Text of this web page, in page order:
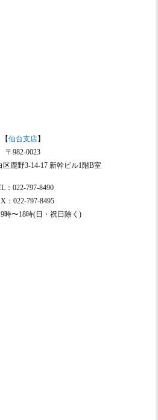
【仙台支店】
〒982-0023
鹿野3-14-17 新幹ビル1階B室
：022-797-8490
：022-797-8495
時〜18時(日・祝日除く)